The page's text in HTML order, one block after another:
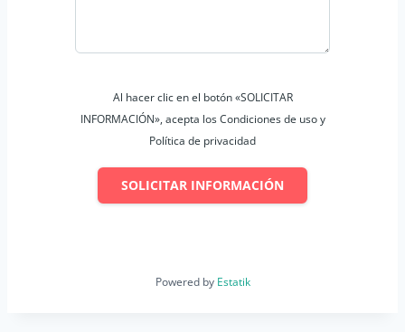
Al hacer clic en el botón «SOLICITAR
INFORMACIÓN», acepta los Condiciones de uso y
Política de privacidad
SOLICITAR INFORMACIÓN
Powered by Estatik